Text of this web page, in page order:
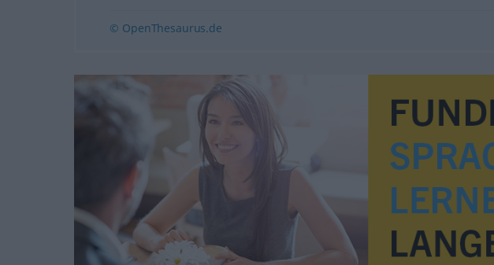
© OpenThesaurus.de